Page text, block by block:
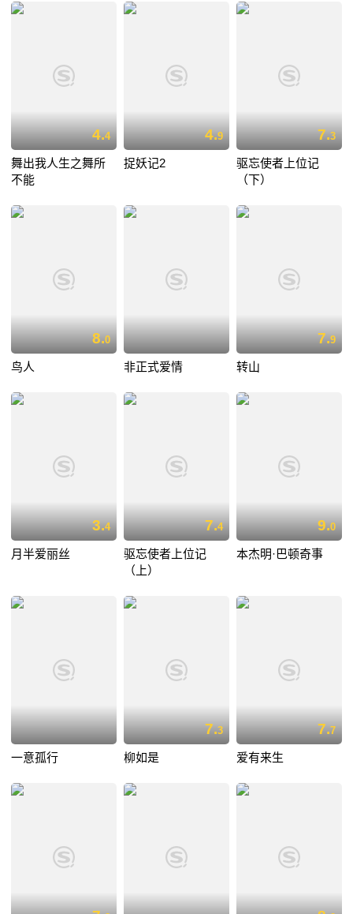
4.4
舞出我人生之舞所
不能
4.9
捉妖记2
7.3
驱忘使者上位记
（下）
8.0
鸟人 非正式爱情
7.9
转山
3.4
月半爱丽丝
7.4
驱忘使者上位记
（上）
9.0
本杰明·巴顿奇事
一意孤行
7.3
柳如是
7.7
爱有来生